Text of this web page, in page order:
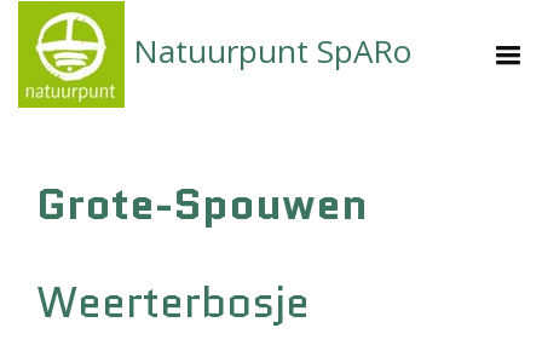
Natuurpunt SpARo
Grote-Spouwen
Weerterbosje